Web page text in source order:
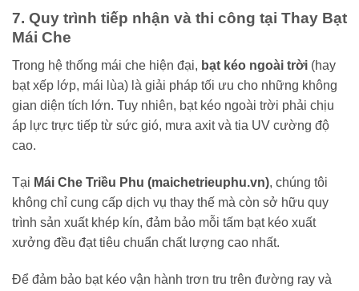
7. Quy trình tiếp nhận và thi công tại Thay Bạt
Mái Che
Trong hệ thống mái che hiện đại, bạt kéo ngoài trời (hay
bạt xếp lớp, mái lùa) là giải pháp tối ưu cho những không
gian diện tích lớn. Tuy nhiên, bạt kéo ngoài trời phải chịu
áp lực trực tiếp từ sức gió, mưa axit và tia UV cường độ
cao.
Tại Mái Che Triều Phu (maichetrieuphu.vn), chúng tôi
không chỉ cung cấp dịch vụ thay thế mà còn sở hữu quy
trình sản xuất khép kín, đảm bảo mỗi tấm bạt kéo xuất
xưởng đều đạt tiêu chuẩn chất lượng cao nhất.
Để đảm bảo bạt kéo vận hành trơn tru trên đường ray và